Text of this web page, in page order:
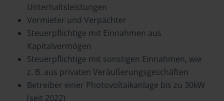
Unterhaltsleistungen
Vermieter und Verpächter
Steuerpflichtige mit Einnahmen aus
Kapitalvermögen
Steuerpflichtige mit sonstigen Einnahmen, wie
z. B. aus privaten Veräußerungsgeschäften
Betreiber einer Photovoltaikanlage bis zu 30kW
(seit 2022)